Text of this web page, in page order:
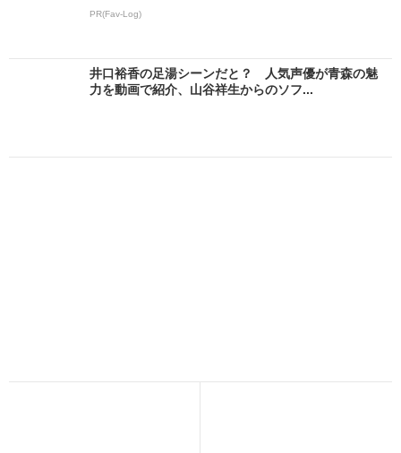
PR(Fav-Log)
井口裕香の足湯シーンだと？ 人気声優が青森の魅
力を動画で紹介、山谷祥生からのソフ...